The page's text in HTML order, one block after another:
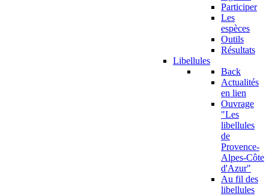
Participer
Les
espèces
Outils
Résultats
Libellules
Back
Actualités
en lien
Ouvrage
"Les
libellules
de
Provence-
Alpes-Côte
d'Azur"
Au fil des
libellules